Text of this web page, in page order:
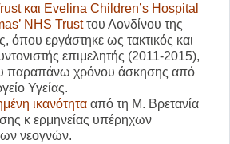
και Evelina Children’s Hospital
NHS Trustτου Λονδίνου της
όπου εργάστηκε ως τακτικός και
επιμελητής (2011-2015),
παραπάνω χρόνου άσκησης από
Υγείας.
ικανότητα από τη Μ. Βρετανία
κ ερμηνείας υπέρηχων
νεογνών.